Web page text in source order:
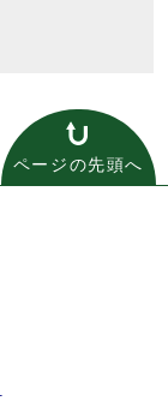
ページの先頭へ